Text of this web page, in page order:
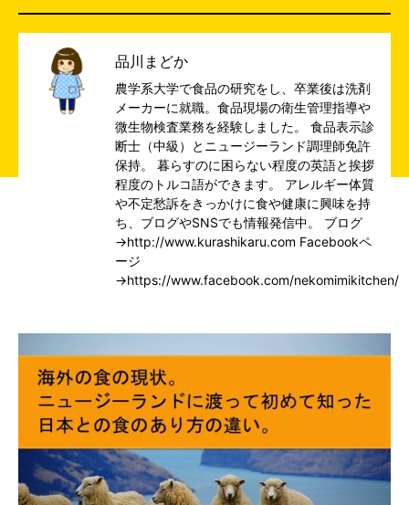
品川まどか
農学系大学で食品の研究をし、卒業後は洗剤
メーカーに就職。食品現場の衛生管理指導や
微生物検査業務を経験しました。 食品表示診
断士（中級）とニュージーランド調理師免許
保持。 暮らすのに困らない程度の英語と挨拶
程度のトルコ語ができます。 アレルギー体質
や不定愁訴をきっかけに食や健康に興味を持
ち、ブログやSNSでも情報発信中。 ブログ
→http://www.kurashikaru.com Facebookペ
ージ
→https://www.facebook.com/nekomimikitchen/